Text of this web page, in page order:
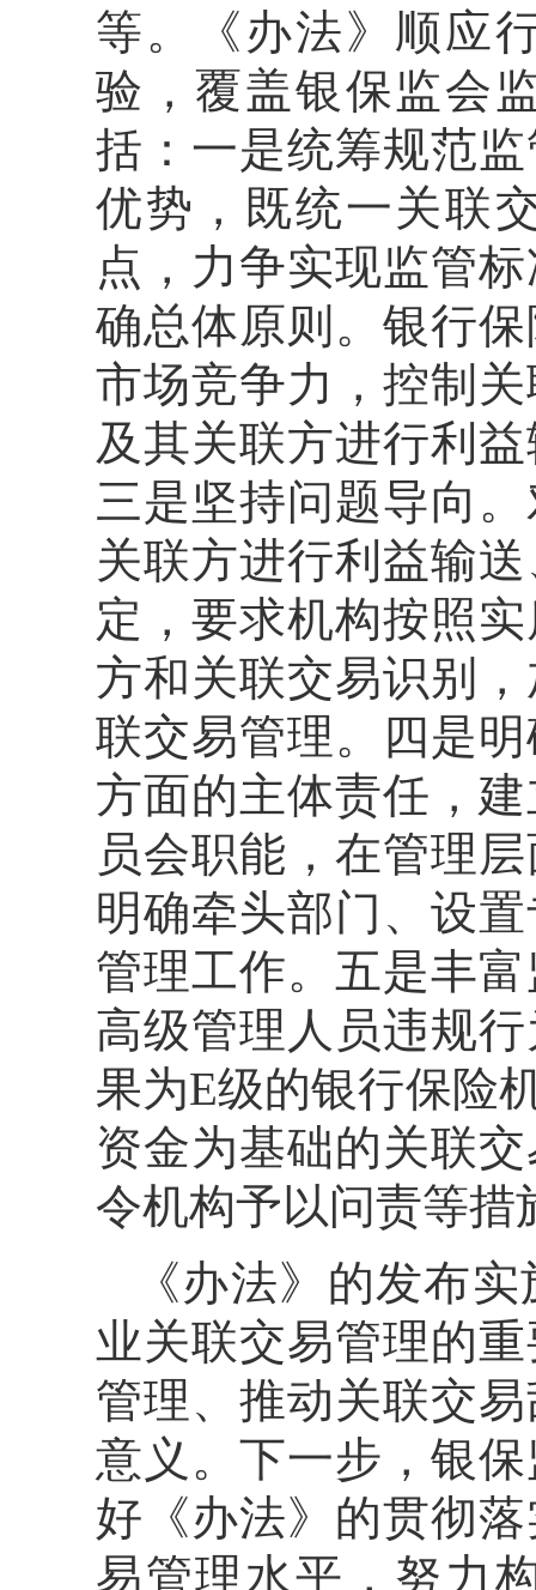
等。《办法》顺应
验，覆盖银保监会
括：一是统筹规范
优势，既统一关联
点，力争实现监管
确总体原则。银行
市场竞争力，控制
及其关联方进行利
三是坚持问题导向
关联方进行利益输
定，要求机构按照
方和关联交易识别
联交易管理。四是
方面的主体责任，
员会职能，在管理
明确牵头部门、设
管理工作。五是丰
高级管理人员违规
果为E级的银行保险
资金为基础的关联
令机构予以问责等措
《办法》的发布
业关联交易管理的
管理、推动关联交
意义。下一步，银
好《办法》的贯彻
易管理水平，努力